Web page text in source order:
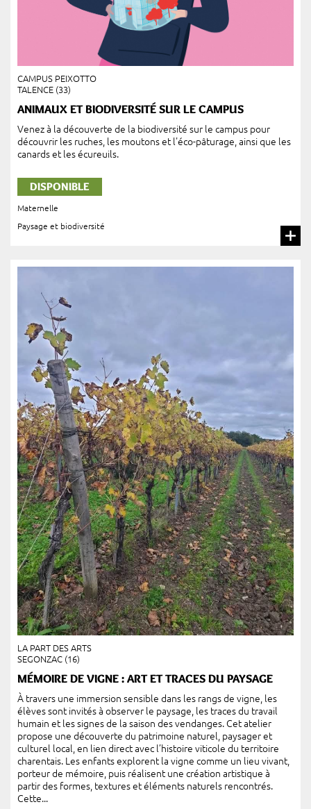
CAMPUS PEIXOTTO
TALENCE (33)
ANIMAUX ET BIODIVERSITÉ SUR LE CAMPUS
Venez à la découverte de la biodiversité sur le campus pour
découvrir les ruches, les moutons et l'éco-pâturage, ainsi que les
canards et les écureuils.
DISPONIBLE
Maternelle
Paysage et biodiversité
LA PART DES ARTS
SEGONZAC (16)
MÉMOIRE DE VIGNE : ART ET TRACES DU PAYSAGE
À travers une immersion sensible dans les rangs de vigne, les
élèves sont invités à observer le paysage, les traces du travail
humain et les signes de la saison des vendanges. Cet atelier
propose une découverte du patrimoine naturel, paysager et
culturel local, en lien direct avec l’histoire viticole du territoire
charentais. Les enfants explorent la vigne comme un lieu vivant,
porteur de mémoire, puis réalisent une création artistique à
partir des formes, textures et éléments naturels rencontrés.
Cette...